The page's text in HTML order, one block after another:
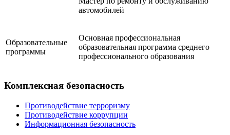
автомобилей
Образовательные
программы
Основная профессиональная
образовательная программа среднего
профессионального образования
Комплексная безопасность
Противодействие терроризму
Противодействие коррупции
Информационная безопасность